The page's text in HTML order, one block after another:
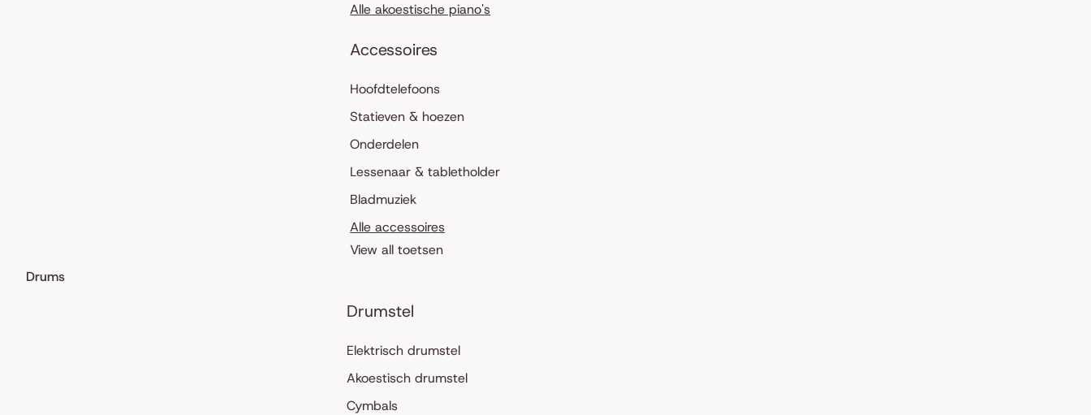
Alle akoestische piano's
Accessoires
Hoofdtelefoons
Statieven & hoezen
Onderdelen
Lessenaar & tabletholder
Bladmuziek
Alle accessoires
View all toetsen
Drums
Drumstel
Elektrisch drumstel
Akoestisch drumstel
Cymbals